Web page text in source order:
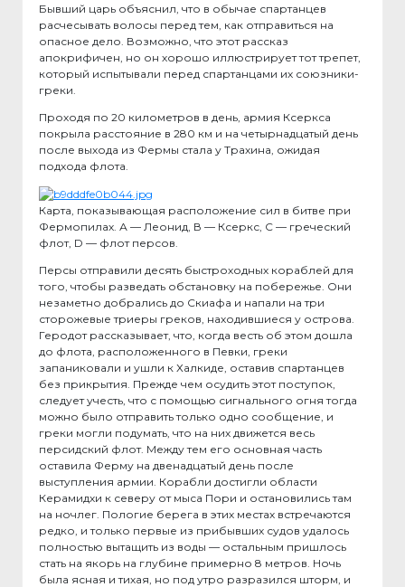
Бывший царь объяснил, что в обычае спартанцев
расчесывать волосы перед тем, как отправиться на
опасное дело. Возможно, что этот рассказ
апокрифичен, но он хорошо иллюстрирует тот трепет,
который испытывали перед спартанцами их союзники-
греки.
Проходя по 20 километров в день, армия Ксеркса
покрыла расстояние в 280 км и на четырнадцатый день
после выхода из Фермы стала у Трахина, ожидая
подхода флота.
Карта, показывающая расположение сил в битве при
Фермопилах. А — Леонид, В — Ксеркс, С — греческий
флот, D — флот персов.
Персы отправили десять быстроходных кораблей для
того, чтобы разведать обстановку на побережье. Они
незаметно добрались до Скиафа и напали на три
сторожевые триеры греков, находившиеся у острова.
Геродот рассказывает, что, когда весть об этом дошла
до флота, расположенного в Певки, греки
запаниковали и ушли к Халкиде, оставив спартанцев
без прикрытия. Прежде чем осудить этот поступок,
следует учесть, что с помощью сигнального огня тогда
можно было отправить только одно сообщение, и
греки могли подумать, что на них движется весь
персидский флот. Между тем его основная часть
оставила Ферму на двенадцатый день после
выступления армии. Корабли достигли области
Керамидхи к северу от мыса Пори и остановились там
на ночлег. Пологие берега в этих местах встречаются
редко, и только первые из прибывших судов удалось
полностью вытащить из воды — остальным пришлось
стать на якорь на глубине примерно 8 метров. Ночь
была ясная и тихая, но под утро разразился шторм, и